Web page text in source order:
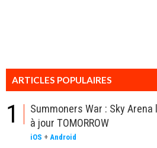
ARTICLES POPULAIRES
1
Summoners War : Sky
à jour TOMORROW
iOS + Android